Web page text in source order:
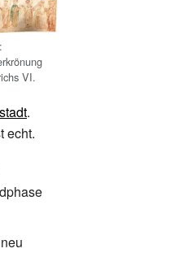
VI.
.
echt.